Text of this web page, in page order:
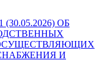
(30.05.2026) ОБ
И